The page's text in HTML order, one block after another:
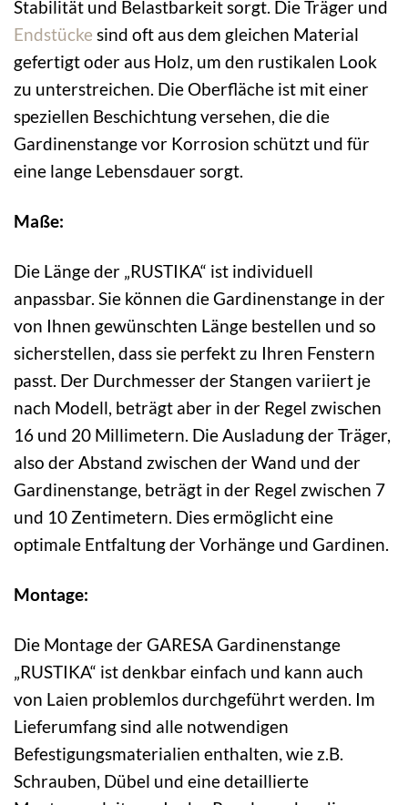
Stabilität und Belastbarkeit sorgt. Die Träger und
Endstücke sind oft aus dem gleichen Material
gefertigt oder aus Holz, um den rustikalen Look
zu unterstreichen. Die Oberfläche ist mit einer
speziellen Beschichtung versehen, die die
Gardinenstange vor Korrosion schützt und für
eine lange Lebensdauer sorgt.
Maße:
Die Länge der „RUSTIKA“ ist individuell
anpassbar. Sie können die Gardinenstange in der
von Ihnen gewünschten Länge bestellen und so
sicherstellen, dass sie perfekt zu Ihren Fenstern
passt. Der Durchmesser der Stangen variiert je
nach Modell, beträgt aber in der Regel zwischen
16 und 20 Millimetern. Die Ausladung der Träger,
also der Abstand zwischen der Wand und der
Gardinenstange, beträgt in der Regel zwischen 7
und 10 Zentimetern. Dies ermöglicht eine
optimale Entfaltung der Vorhänge und Gardinen.
Montage:
Die Montage der GARESA Gardinenstange
„RUSTIKA“ ist denkbar einfach und kann auch
von Laien problemlos durchgeführt werden. Im
Lieferumfang sind alle notwendigen
Befestigungsmaterialien enthalten, wie z.B.
Schrauben, Dübel und eine detaillierte